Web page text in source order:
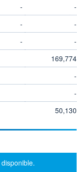
-
-
-
-
-
-
169,774
-
-
50,130